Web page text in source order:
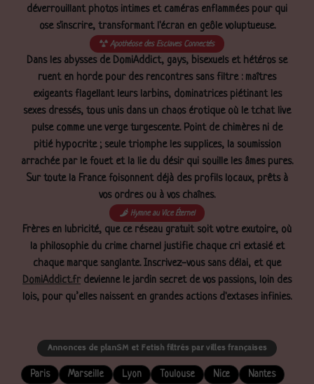
déverrouillant photos intimes et caméras enflammées pour qui
ose s'inscrire, transformant l'écran en geôle voluptueuse.
Apothéose des Esclaves Connectés
Dans les abysses de DomiAddict, gays, bisexuels et hétéros se
ruent en horde pour des rencontres sans filtre : maîtres
exigeants flagellant leurs larbins, dominatrices piétinant les
sexes dressés, tous unis dans un chaos érotique où le tchat live
pulse comme une verge turgescente. Point de chimères ni de
pitié hypocrite ; seule triomphe les supplices, la soumission
arrachée par le fouet et la lie du désir qui souille les âmes pures.
Sur toute la France foisonnent déjà des profils locaux, prêts à
vos ordres ou à vos chaînes.
Hymne au Vice Éternel
Frères en lubricité, que ce réseau gratuit soit votre exutoire, où
la philosophie du crime charnel justifie chaque cri extasié et
chaque marque sanglante. Inscrivez-vous sans délai, et que
DomiAddict.frdevienne le jardin secret de vos passions, loin des
lois, pour qu’elles naissent en grandes actions d'extases infinies.
Annonces de planSM et Fetish filtrés par villes françaises
Paris Marseille Lyon Toulouse Nice Nantes